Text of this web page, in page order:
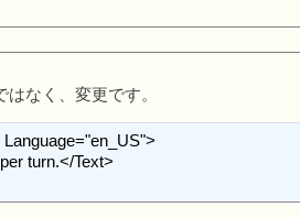
なく、変更です。